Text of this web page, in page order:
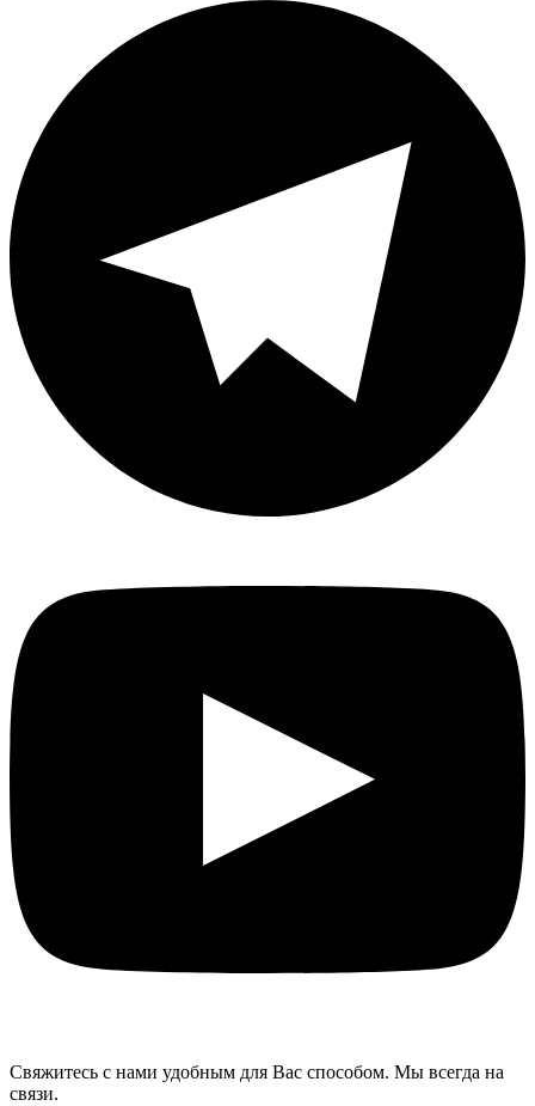
Свяжитесь с нами удобным для Вас способом. Мы всегда на
связи.